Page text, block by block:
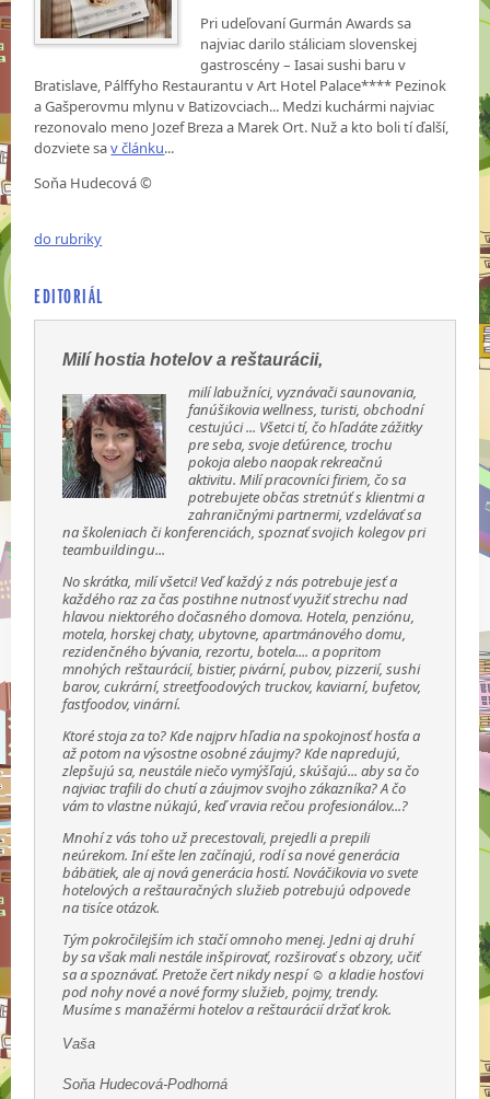
Pri udeľovaní Gurmán Awards sa
najviac darilo stáliciam slovenskej
gastroscény – Iasai sushi baru v
Bratislave, Pálffyho Restaurantu v Art Hotel Palace**** Pezinok
a Gašperovmu mlynu v Batizovciach... Medzi kuchármi najviac
rezonovalo meno Jozef Breza a Marek Ort. Nuž a kto boli tí ďalší,
dozviete sav článku...
Soňa Hudecová ©
do rubriky
EDITORIÁL
Milí hostia hotelov a reštaurácii,
milí labužníci, vyznávači saunovania,
fanúšikovia wellness, turisti, obchodní
cestujúci ... Všetci tí, čo hľadáte zážitky
pre seba, svoje deťúrence, trochu
pokoja alebo naopak rekreačnú
aktivitu. Milí pracovníci firiem, čo sa
potrebujete občas stretnúť s klientmi a
zahraničnými partnermi, vzdelávať sa
na školeniach či konferenciách, spoznať svojich kolegov pri
teambuildingu...
No skrátka, milí všetci! Veď každý z nás potrebuje jesť a
každého raz za čas postihne nutnosť využiť strechu nad
hlavou niektorého dočasného domova. Hotela, penziónu,
motela, horskej chaty, ubytovne, apartmánového domu,
rezidenčného bývania, rezortu, botela.... a popritom
mnohých reštaurácií, bistier, pivární, pubov, pizzerií, sushi
barov, cukrární, streetfoodových truckov, kaviarní, bufetov,
fastfoodov, vinární.
Ktoré stoja za to? Kde najprv hľadia na spokojnosť hosťa a
až potom na výsostne osobné záujmy? Kde napredujú,
zlepšujú sa, neustále niečo vymýšľajú, skúšajú... aby sa čo
najviac trafili do chutí a záujmov svojho zákazníka? A čo
vám to vlastne núkajú, keď vravia rečou profesionálov...?
Mnohí z vás toho už precestovali, prejedli a prepili
neúrekom. Iní ešte len začínajú, rodí sa nové generácia
bábätiek, ale aj nová generácia hostí. Nováčikovia vo svete
hotelových a reštauračných služieb potrebujú odpovede
na tisíce otázok.
Tým pokročilejším ich stačí omnoho menej. Jedni aj druhí
by sa však mali nestále inšpirovať, rozširovať s obzory, učiť
sa a spoznávať. Pretože čert nikdy nespí ☺ a kladie hosťovi
pod nohy nové a nové formy služieb, pojmy, trendy.
Musíme s manažérmi hotelov a reštaurácií držať krok.
Vaša
Soňa Hudecová-Podhorná